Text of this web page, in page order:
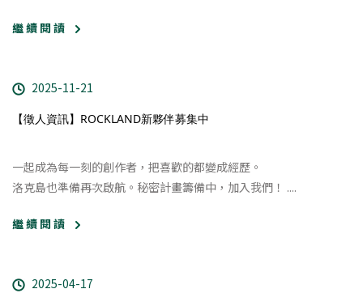
繼 續 閱 讀
2025-11-21
【徵人資訊】ROCKLAND新夥伴募集中
一起成為每一刻的創作者，把喜歡的都變成經歷。
洛克島也準備再次啟航。秘密計畫籌備中，加入我們！ ....
繼 續 閱 讀
2025-04-17